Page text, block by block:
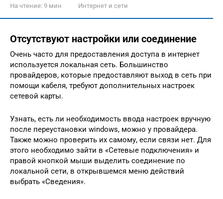
На чтение: 9 мин Интернет и сети
Отсутствуют настройки или соединение
Очень часто для предоставления доступа в интернет
используется локальная сеть. Большинство
провайдеров, которые предоставляют выход в сеть при
помощи кабеля, требуют дополнительных настроек
сетевой карты.
Узнать, есть ли необходимость ввода настроек вручную
после переустановки windows, можно у провайдера.
Также можно проверить их самому, если связи нет. Для
этого необходимо зайти в «Сетевые подключения» и
правой кнопкой мыши выделить соединение по
локальной сети, в открывшемся меню действий
выбрать «Сведения».